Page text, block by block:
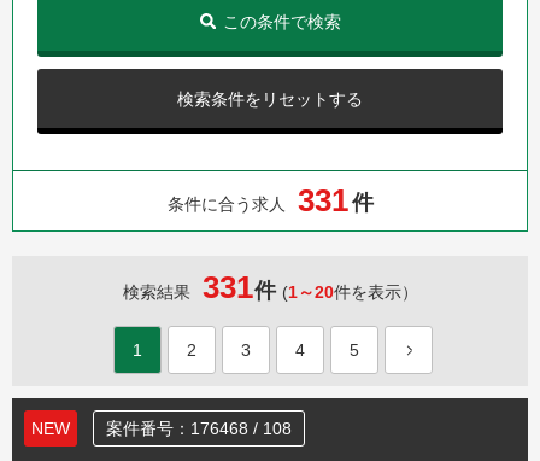
検索条件をリセットする
この条件で検索
条件に合う求人 331件
検索結果 331件 (1～20件を表示）
1 2 3 4 5
NEW 案件番号：176468 / 108